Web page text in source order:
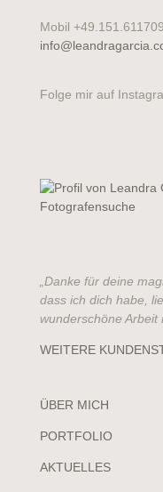
Mobil
Folge mir auf
„Danke für deine
dass ich dich habe,
wunderschöne Arbeit
WEITERE
ÜBER MICH
PORTFOLIO
AKTUELLES